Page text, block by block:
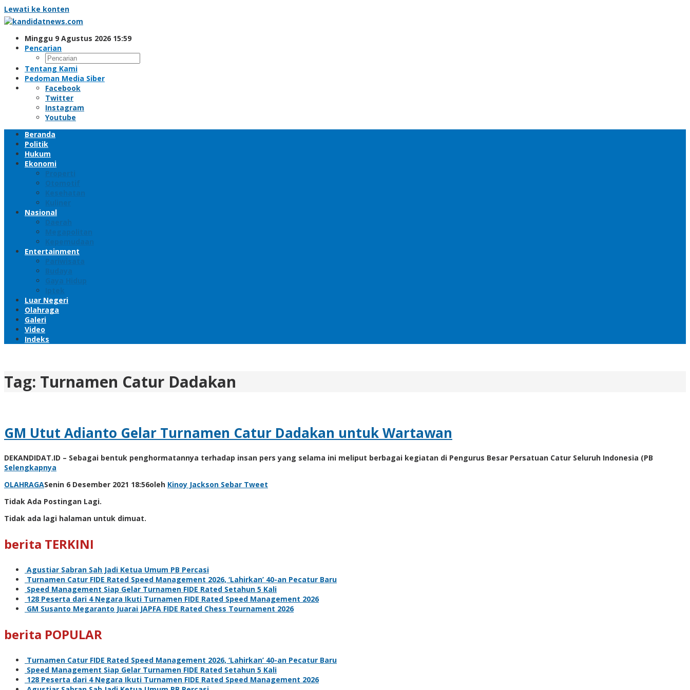
Lewati ke konten
Minggu 9 Agustus 2026 15:59
Pencarian
Tentang Kami
Pedoman Media Siber
Facebook
Twitter
Instagram
Youtube
Beranda
Politik
Hukum
Ekonomi
Properti
Otomotif
Kesehatan
Kuliner
Nasional
Daerah
Megapolitan
Kepemudaan
Entertainment
Pariwisata
Budaya
Gaya Hidup
Iptek
Luar Negeri
Olahraga
Galeri
Video
Indeks
Tag: Turnamen Catur Dadakan
GM Utut Adianto Gelar Turnamen Catur Dadakan untuk Wartawan
DEKANDIDAT.ID – Sebagai bentuk penghormatannya terhadap insan pers yang selama ini meliput berbagai kegiatan di Pengurus Besar Persatuan Catur Seluruh Indonesia (PB
Selengkapnya
OLAHRAGASenin 6 Desember 2021 18:56oleh Kinoy Jackson Sebar Tweet
Tidak Ada Postingan Lagi.
Tidak ada lagi halaman untuk dimuat.
berita TERKINI
Agustiar Sabran Sah Jadi Ketua Umum PB Percasi
Turnamen Catur FIDE Rated Speed Management 2026, ‘Lahirkan’ 40-an Pecatur Baru
Speed Management Siap Gelar Turnamen FIDE Rated Setahun 5 Kali
128 Peserta dari 4 Negara Ikuti Turnamen FIDE Rated Speed Management 2026
GM Susanto Megaranto Juarai JAPFA FIDE Rated Chess Tournament 2026
berita POPULAR
Turnamen Catur FIDE Rated Speed Management 2026, ‘Lahirkan’ 40-an Pecatur Baru
Speed Management Siap Gelar Turnamen FIDE Rated Setahun 5 Kali
128 Peserta dari 4 Negara Ikuti Turnamen FIDE Rated Speed Management 2026